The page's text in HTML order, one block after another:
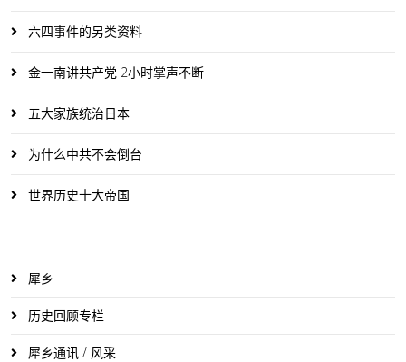
六四事件的另类资料
金一南讲共产党 2小时掌声不断
五大家族统治日本
为什么中共不会倒台
世界历史十大帝国
犀乡
历史回顾专栏
犀乡通讯 / 风采